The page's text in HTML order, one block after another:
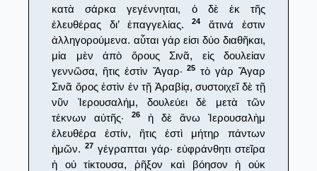
κατὰ σάρκα γεγέννηται, ὁ δὲ ἐκ τῆς
ἐλευθέρας δι’ ἐπαγγελίας.24
ἅτινά ἐστιν
ἀλληγορούμενα. αὗται γάρ εἰσι δύο διαθῆκαι,
μία μὲν ἀπὸ ὄρους Σινᾶ, εἰς δουλείαν
γεννῶσα, ἥτις ἐστὶν Ἄγαρ·25 τὸ γὰρ Ἄγαρ
Σινᾶ ὄρος ἐστὶν ἐν τῇ Ἀραβίᾳ, συστοιχεῖ δὲ τῇ
νῦν Ἰερουσαλήμ, δουλεύει δὲ μετὰ τῶν
τέκνων αὐτῆς·
26
ἡ δὲ ἄνω Ἰερουσαλὴμ
ἐλευθέρα ἐστίν, ἥτις ἐστὶ μήτηρ πάντων
ἡμῶν.27 γέγραπται γάρ· εὐφράνθητι στεῖρα
ἡ οὐ τίκτουσα, ῥῆξον καὶ βόησον ἡ οὐκ